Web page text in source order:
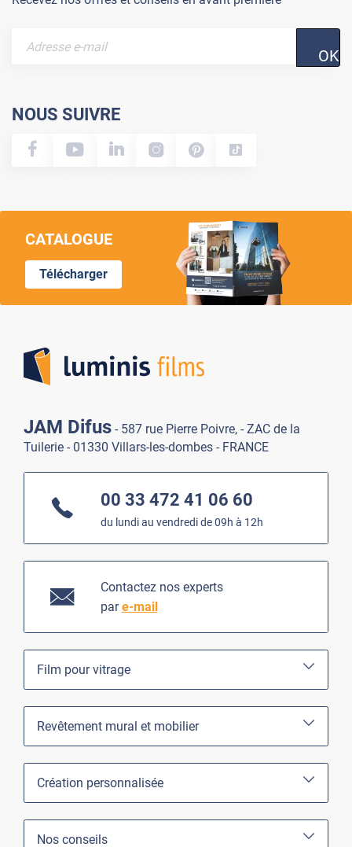
OK
NOUS SUIVRE
CATALOGUE
Télécharger
JAM Difus - 587 rue Pierre Poivre, - ZAC de la
Tuilerie - 01330 Villars-les-dombes - FRANCE
00 33 472 41 06 60
du lundi au vendredi de 09h à 12h
Contactez nos experts
pare-mail
Film pour vitrage
Revêtement mural et mobilier
Création personnalisée
Nos conseils